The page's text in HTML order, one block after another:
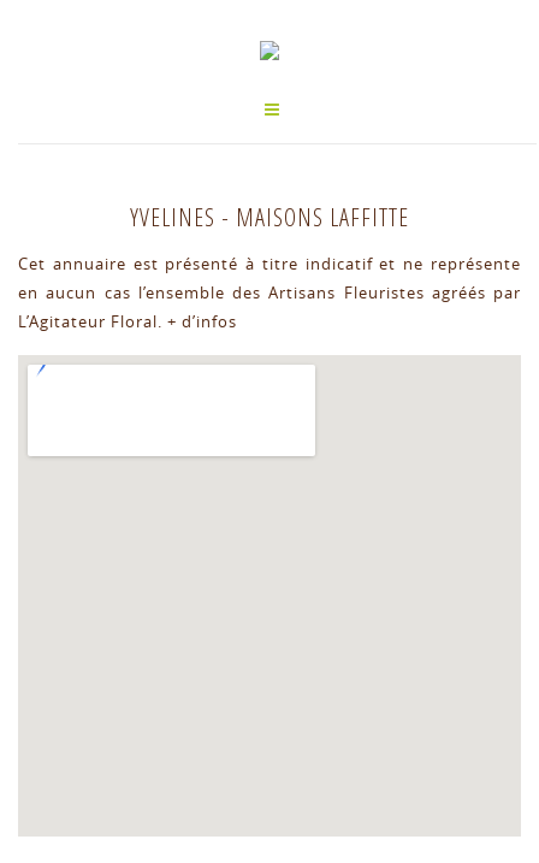
YVELINES - MAISONS LAFFITTE
Cet annuaire est présenté à titre indicatif et ne représente
en aucun cas l’ensemble des Artisans Fleuristes agréés par
L’Agitateur Floral. + d’infos